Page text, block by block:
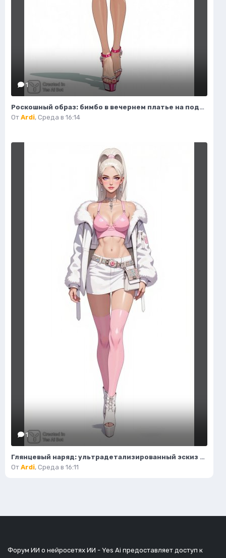
1
Роскошный образ: бимбо в вечернем платье на подиуме. Генерация из нейронной сети Flux 1
От Ardi, Среда в 16:14
1
Глянцевый наряд: ультрадетализированный эскиз моды и гламура в стиле пастель. Картинка из нейронной сети Flux Ai
От Ardi, Среда в 16:11
Форум ИИ о нейросетях ИИ - Yes Ai предоставляет доступ к